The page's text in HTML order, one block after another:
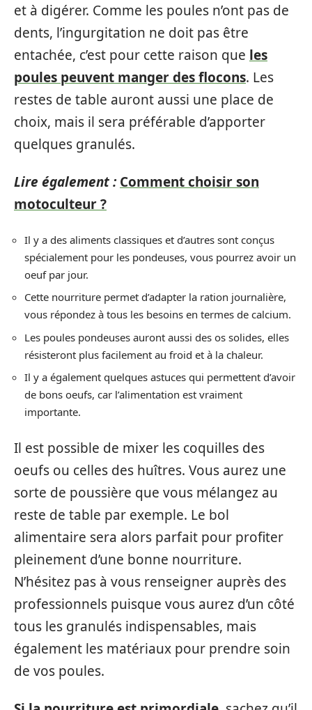
et à digérer. Comme les poules n’ont pas de
dents, l’ingurgitation ne doit pas être
entachée, c’est pour cette raison que les
poules peuvent manger des flocons. Les
restes de table auront aussi une place de
choix, mais il sera préférable d’apporter
quelques granulés.
Lire également : Comment choisir son
motoculteur ?
Il y a des aliments classiques et d’autres sont conçus
spécialement pour les pondeuses, vous pourrez avoir un
oeuf par jour.
Cette nourriture permet d’adapter la ration journalière,
vous répondez à tous les besoins en termes de calcium.
Les poules pondeuses auront aussi des os solides, elles
résisteront plus facilement au froid et à la chaleur.
Il y a également quelques astuces qui permettent d’avoir
de bons oeufs, car l’alimentation est vraiment
importante.
Il est possible de mixer les coquilles des
oeufs ou celles des huîtres. Vous aurez une
sorte de poussière que vous mélangez au
reste de table par exemple. Le bol
alimentaire sera alors parfait pour profiter
pleinement d’une bonne nourriture.
N’hésitez pas à vous renseigner auprès des
professionnels puisque vous aurez d’un côté
tous les granulés indispensables, mais
également les matériaux pour prendre soin
de vos poules.